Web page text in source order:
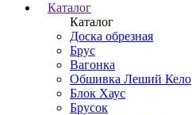
Каталог
Каталог
Доска обрезная
Брус
Вагонка
Обшивка Леший Кело
Блок Хаус
Брусок